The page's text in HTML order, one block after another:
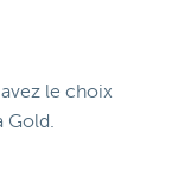
le choix
Gold.